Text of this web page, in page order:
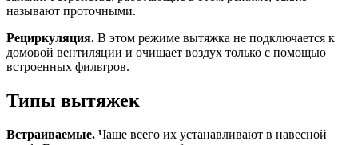
называют проточными.
Рециркуляция. В этом режиме вытяжка не подключается к
домовой вентиляции и очищает воздух только с помощью
встроенных фильтров.
Типы вытяжек
Встраиваемые. Чаще всего их устанавливают в навесной